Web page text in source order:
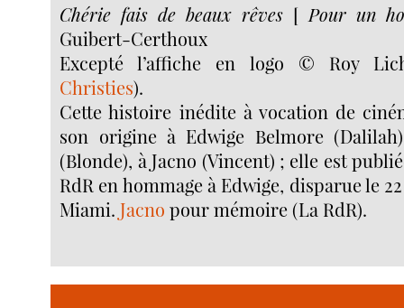
Chérie fais de beaux rêves[ Pour un
Guibert-Certhoux
Excepté l’affiche en logo © Roy
Christies).
Cette histoire inédite à vocation de
son origine à Edwige Belmore
(Blonde), à Jacno (Vincent) ; elle est
RdR en hommage à Edwige, disparue le
Miami.Jacno pour mémoire (La RdR).